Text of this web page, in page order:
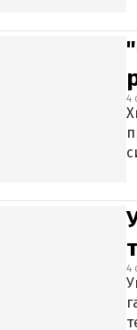
4
4